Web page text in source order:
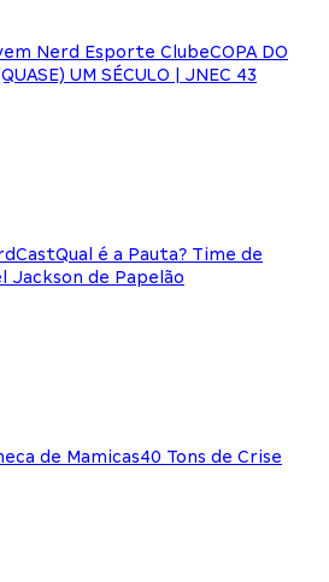
Nerd Esporte ClubeCOPA DO
UM SÉCULO | JNEC 43
Qual é a Pauta? Time de
Jackson de Papelão
de Mamicas40 Tons de Crise